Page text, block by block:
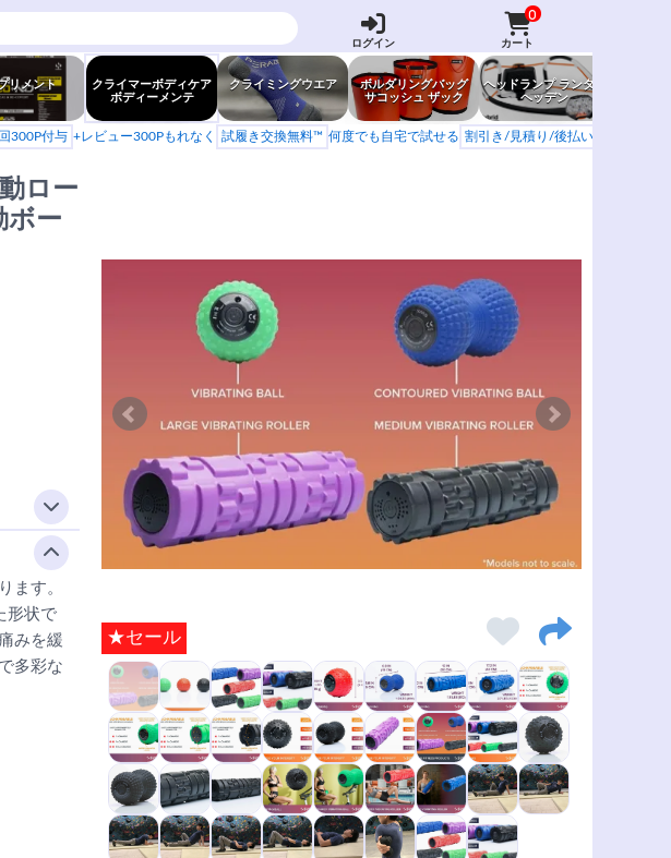
ログイン
0
カート
リメント
クライマーボディケア
ボディーメンテ
クライミングウエア
ボルダリングバッグ
サコッシュ ザック
ヘッドランプ ランタン
ヘッデン
300P付与 +レビュー300Pもれなく 試履き交換無料™ 何度でも自宅で試せる 割引き/見積り/後払い
★セール
ロー
ボー
ます。
形状で
みを緩
多彩な